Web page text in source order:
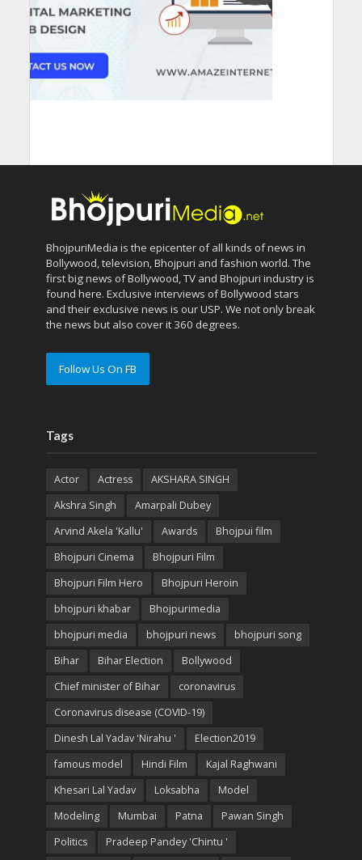
BhojpuriMedia is the epicenter of all kinds of news in
Bollywood, television, Bhojpuri and fashion world. The
first big news of Bollywood, TV and Bhojpuri industry is
found here. Exclusive interviews of Bollywood stars
and their exclusive news is our USP. We not only break
the news but also cover it 360 degrees.
Follow Us On FB
Tags
Actor Actress
AKSHARA SINGH
Akshra Singh
Amarpali Dubey
Arvind Akela 'Kallu'
Awards
Bhojpui film
Bhojpuri Cinema
Bhojpuri Film
Bhojpuri Film Hero
Bhojpuri Heroin
bhojpuri khabar
Bhojpurimedia
bhojpuri media
bhojpuri news
bhojpuri song
Bihar
Bihar Election
Bollywood
Chief minister of Bihar
coronavirus
Coronavirus disease (COVID-19)
Dinesh Lal Yadav 'Nirahu '
Election2019
famous model
Hindi Film
Kajal Raghwani
Khesari Lal Yadav
Loksabha
Model
Modeling
Mumbai Patna
Pawan Singh
Politics
Pradeep Pandey 'Chintu '